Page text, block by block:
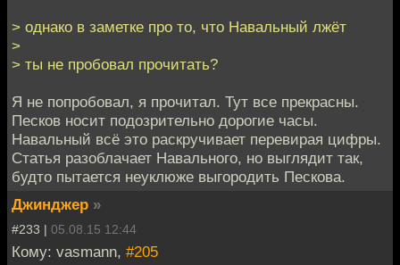
> однако в заметке про то, что Навальный лжёт
>
> ты не пробовал прочитать?
Я не попробовал, я прочитал. Тут все прекрасны.
Песков носит подозрительно дорогие часы.
Навальный всё это раскручивает перевирая цифры.
Статья разоблачает Навального, но выглядит так,
будто пытается неуклюже выгородить Пескова.
Джинджер »
#233 | 05.08.15 12:44
Кому: vasmann, #205